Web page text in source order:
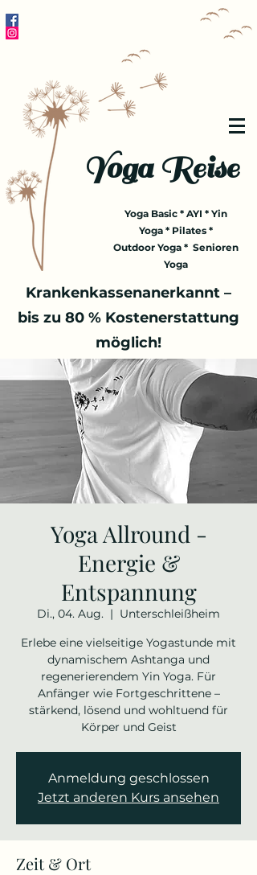
Yoga Reise
Yoga Basic * AYI * Yin
Yoga * Pilates *
Outdoor Yoga * Senioren
Yoga
Krankenkassenanerkannt –
bis zu 80 % Kostenerstattung
möglich!
Yoga Allround -
Energie &
Entspannung
Di., 04. Aug.
  |
Unterschleißheim
Erlebe eine vielseitige Yogastunde mit
dynamischem Ashtanga und
regenerierendem Yin Yoga. Für
Anfänger wie Fortgeschrittene –
stärkend, lösend und wohltuend für
Körper und Geist
Anmeldung geschlossen
Jetzt anderen Kurs ansehen
Zeit & Ort